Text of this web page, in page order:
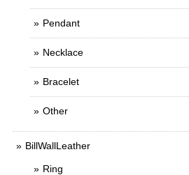
Pendant
Necklace
Bracelet
Other
BillWallLeather
Ring